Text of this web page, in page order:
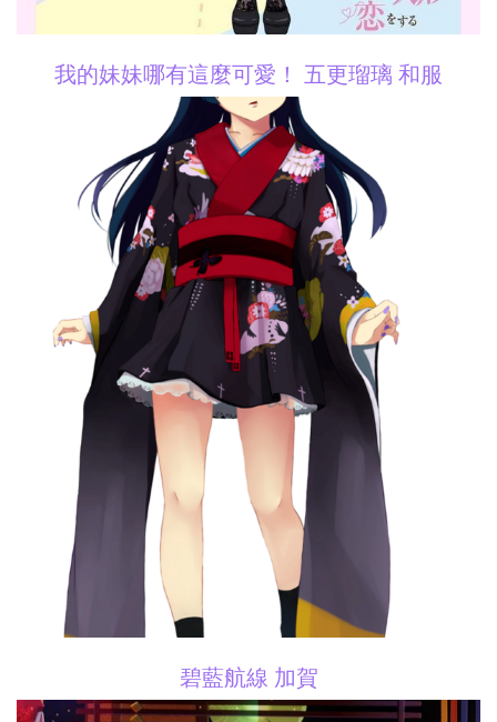
我的妹妹哪有這麼可愛！ 五更瑠璃 和服
碧藍航線 加賀